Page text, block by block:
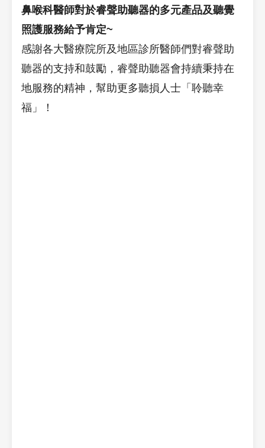
鼻喉科醫師對於睿聲助聽器的多元產品及聽覺
照護服務給予肯定~
感謝各大醫療院所及地區診所醫師們對睿聲助
聽器的支持和鼓勵，睿聲助聽器會持續秉持在
地服務的精神，幫助更多聽損人士「聆聽幸
福」！